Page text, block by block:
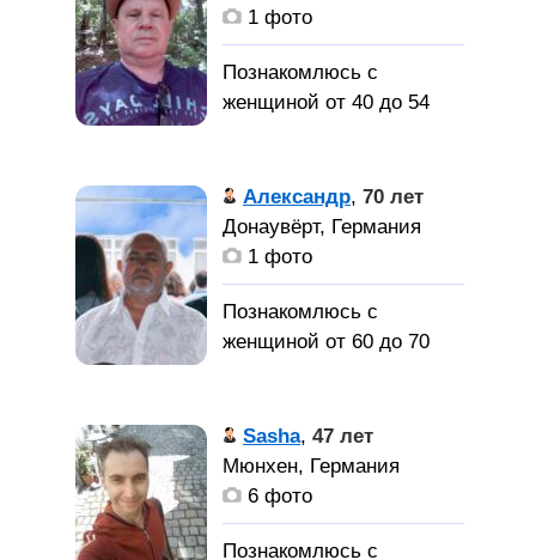
1 фото
Познакомлюсь с
женщиной от 40 до 54
Женьщину
для серьёзных
отношенний
Александр, 70 лет
Донаувёрт, Германия
1 фото
Познакомлюсь с
женщиной от 60 до 70
Беженец из
Украины, 2014г. Луганск,
04. 03. 2022. из Харькова,
лагере, хочу найти
Sasha, 47 лет
Мюнхен, Германия
6 фото
Познакомлюсь с